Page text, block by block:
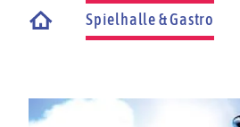
Spielhalle & Gastro